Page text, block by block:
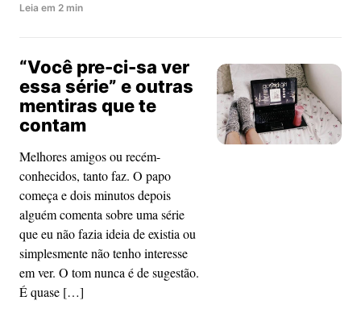
Leia about
será
capa
da
Playboy:
que
eu,
você
e
o
mundo
ganhamos
com
em 2 min
“Você pre-ci-sa ver
essa série” e outras
mentiras que te
contam
Melhores amigos ou recém-
conhecidos, tanto faz. O papo
começa e dois minutos depois
alguém comenta sobre uma série
que eu não fazia ideia de existia ou
simplesmente não tenho interesse
em ver. O tom nunca é de sugestão.
É quase […]